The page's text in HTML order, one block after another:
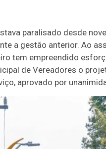
paralisado desde
a gestão anterior. Ao
tem empreendido
de Vereadores o
aprovado por
Concurso 2959 (05/08/26)